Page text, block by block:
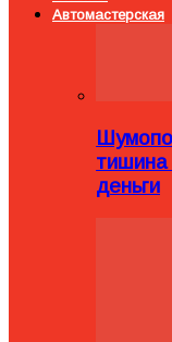
Автомастерская
тишина
деньги